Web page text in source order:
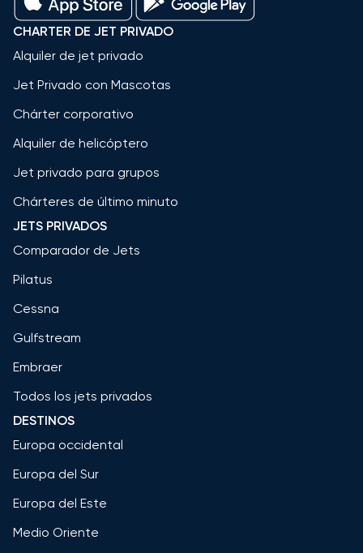
CHARTER DE JET PRIVADO
Alquiler de jet privado
Jet Privado con Mascotas
Chárter corporativo
Alquiler de helicóptero
Jet privado para grupos
Chárteres de último minuto
JETS PRIVADOS
Comparador de Jets
Pilatus
Cessna
Gulfstream
Embraer
Todos los jets privados
DESTINOS
Europa occidental
Europa del Sur
Europa del Este
Medio Oriente